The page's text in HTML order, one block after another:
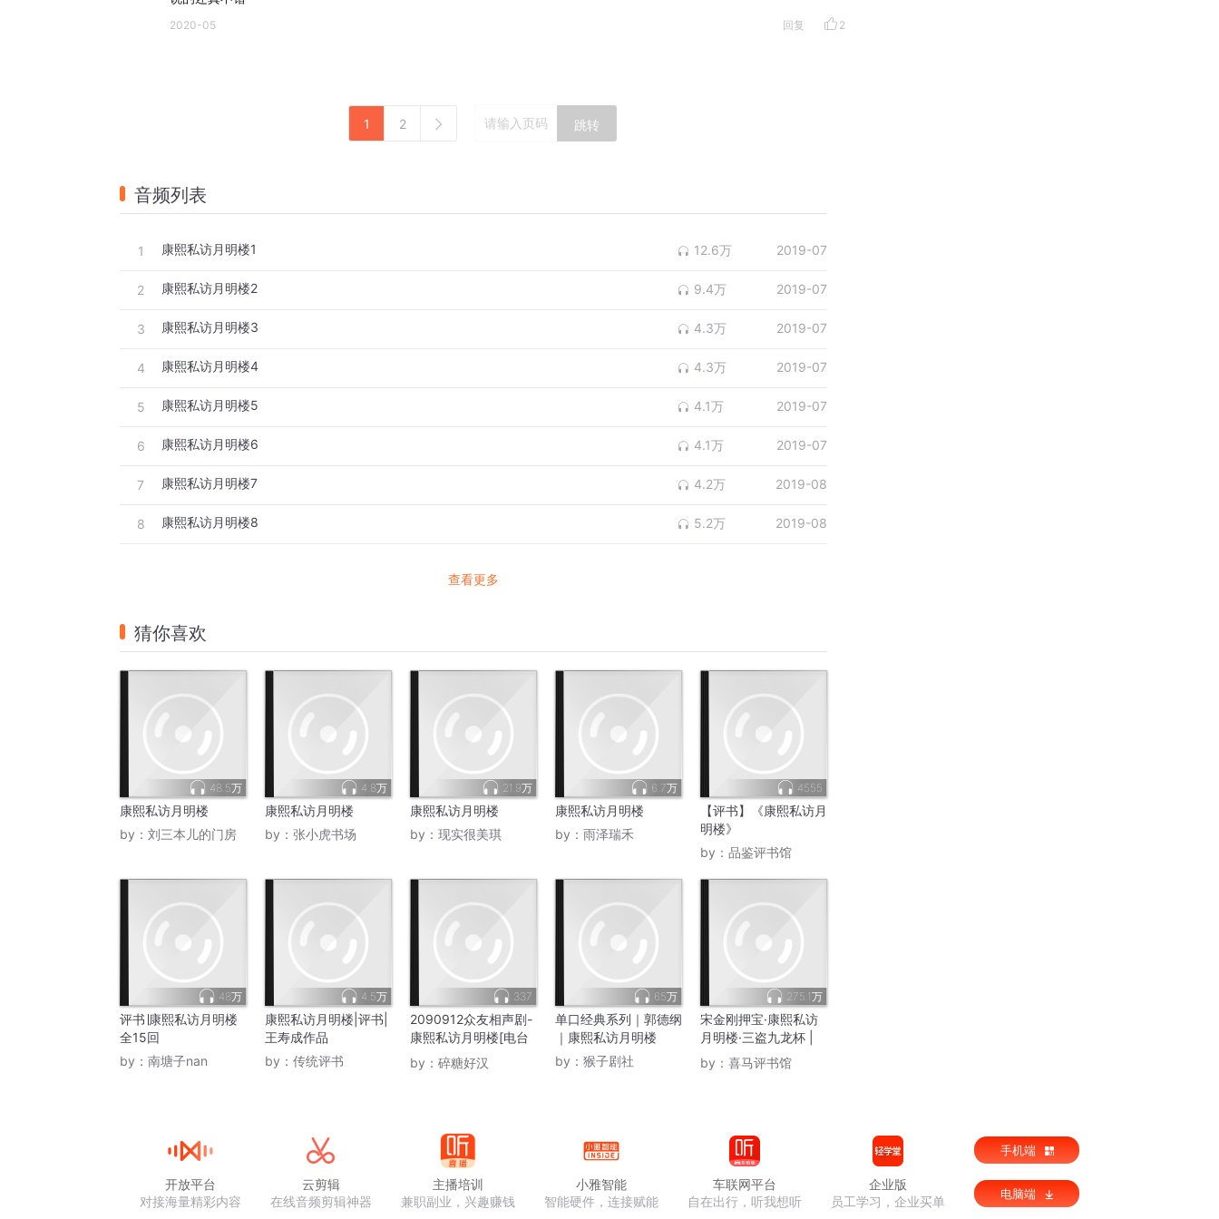
2020-05 回复 2
1 2 跳转
音频列表
1 康熙私访月明楼1 12.6万 2019-07
2 康熙私访月明楼2 9.4万 2019-07
3 康熙私访月明楼3 4.3万 2019-07
4 康熙私访月明楼4 4.3万 2019-07
5 康熙私访月明楼5 4.1万 2019-07
6 康熙私访月明楼6 4.1万 2019-07
7 康熙私访月明楼7 4.2万 2019-08
8 康熙私访月明楼8 5.2万 2019-08
查看更多
猜你喜欢
48.5万
康熙私访月明楼
by： 刘三本儿的门房
4.8万
康熙私访月明楼
by： 张小虎书场
21.9万
康熙私访月明楼
by： 现实很美琪
6.7万
康熙私访月明楼
by： 雨泽瑞禾
4555
【评书】《康熙私访月
明楼》
by： 品鉴评书馆
48万
评书∣康熙私访月明楼
全15回
by： 南塘子nan
4.5万
康熙私访月明楼|评书|
王寿成作品
by： 传统评书
337
2090912众友相声剧-
康熙私访月明楼[电台
版]
by： 碎糖好汉
65万
单口经典系列｜郭德纲
｜康熙私访月明楼
by： 猴子剧社
275.1万
宋金刚押宝·康熙私访
月明楼·三盗九龙杯 |
王玥波评书
by： 喜马评书馆
开放平台
对接海量精彩内容
云剪辑
在线音频剪辑神器
主播培训
兼职副业，兴趣赚钱
小雅智能
智能硬件，连接赋能
车联网平台
自在出行，听我想听
企业版
员工学习，企业买单
手机端
电脑端